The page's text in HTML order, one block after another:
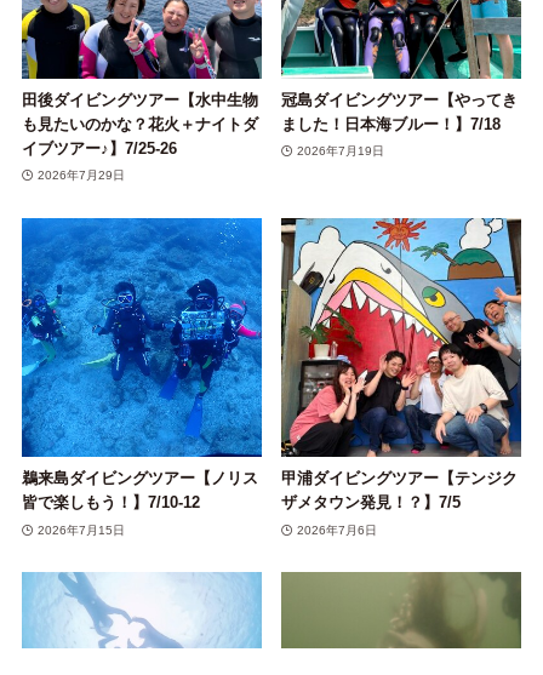
田後ダイビングツアー【水中生物
も見たいのかな？花火＋ナイトダ
イブツアー♪】7/25-26
2026年7月29日
冠島ダイビングツアー【やってき
ました！日本海ブルー！】7/18
2026年7月19日
鵜来島ダイビングツアー【ノリス
皆で楽しもう！】7/10-12
2026年7月15日
甲浦ダイビングツアー【テンジク
ザメタウン発見！？】7/5
2026年7月6日